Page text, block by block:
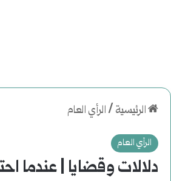
الرئيسية /الرأي العام
الرأي العام
دلالات وقضايا | عندما